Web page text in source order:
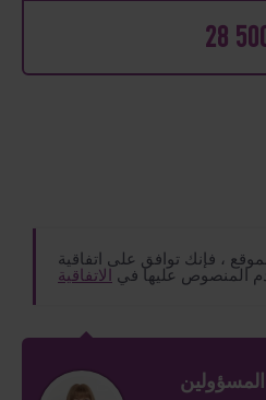
28
، فإنك توافق على اتفاقية
المنصوص عليها في
الاتفاقية